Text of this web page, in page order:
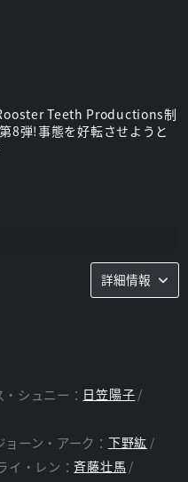
Teeth Productions制
8弾!事態を好転させようと
詳細情報
・シュニー： 日笠陽子
ョーン・アーク： 下野紘
イ・レン：斉藤壮馬